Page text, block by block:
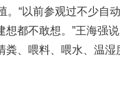
“以前参观过不少自
都不敢想。”王海强
、喂料、喂水、温湿